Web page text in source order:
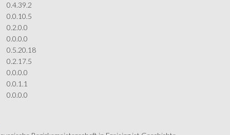
0.4.39.2
0.0.10.5
0.2.0.0
0.0.0.0
0.5.20.18
0.2.17.5
0.0.0.0
0.0.1.1
0.0.0.0